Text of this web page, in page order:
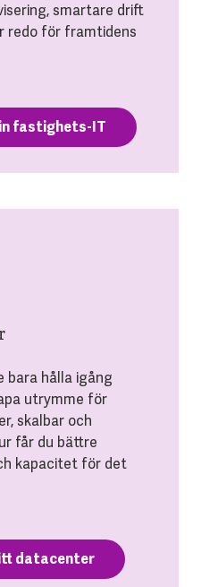
smartare drift
redo för framtidens
fastighets-IT
bara hålla igång
utrymme för
skalbar och
får du bättre
kapacitet för det
datacenter